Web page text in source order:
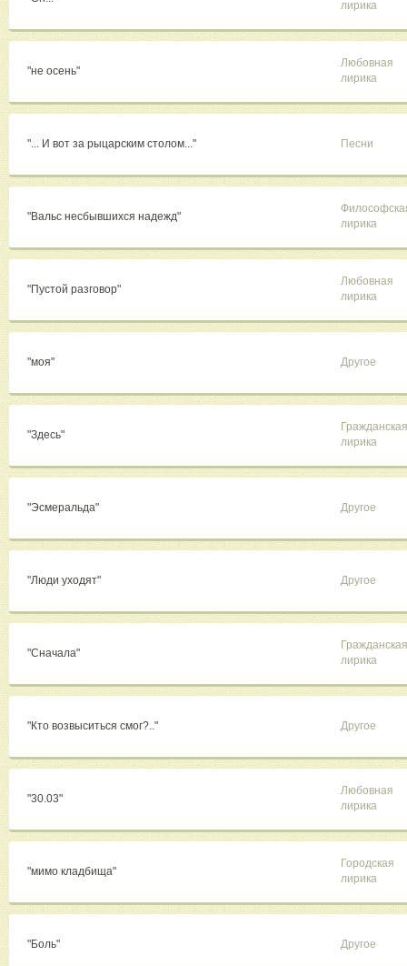
лирика
"не осень"
Любовная
лирика
"... И вот за рыцарским столом..." Песни
"Вальс несбывшихся надежд"
лирика
"Пустой разговор"
Любовная
лирика
"моя" Другое
"Здесь"
Гражданская
лирика
"Эсмеральда" Другое
"Люди уходят" Другое
"Сначала"
Гражданская
лирика
"Кто возвыситься смог?.." Другое
"30.03"
Любовная
лирика
"мимо кладбища"
Городская
лирика
"Боль" Другое